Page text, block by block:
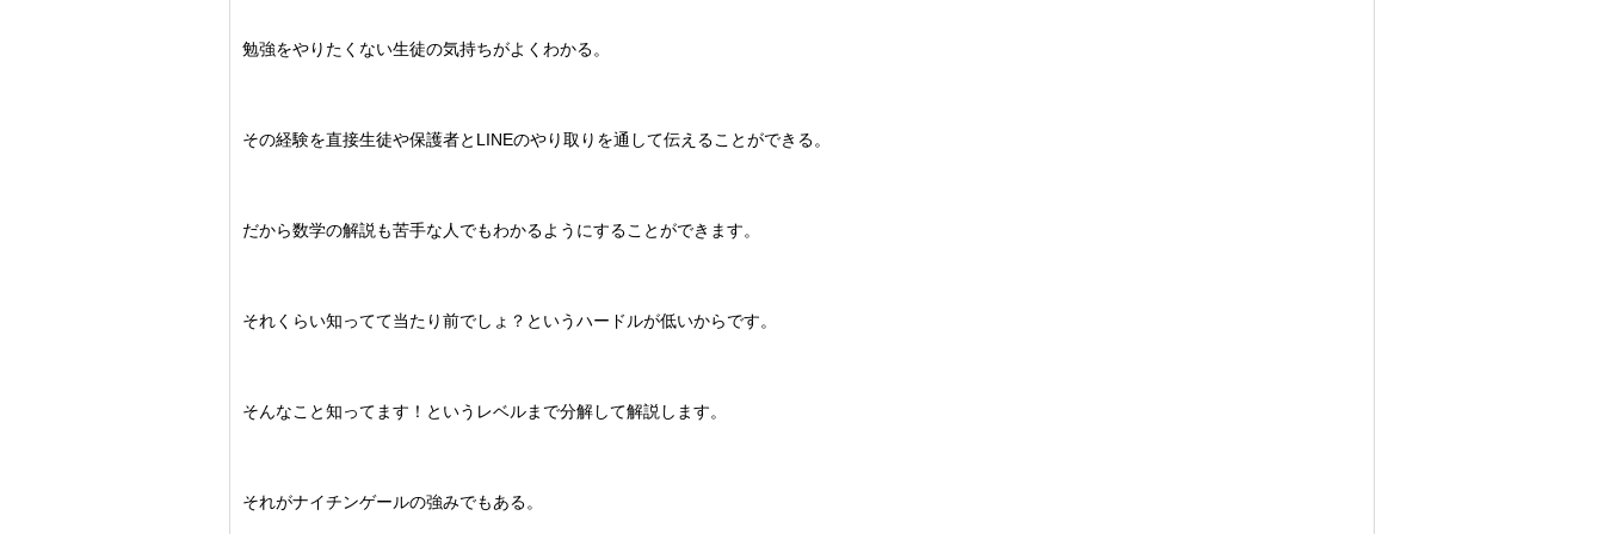
勉強をやりたくない生徒の気持ちがよくわかる。
その経験を直接生徒や保護者とLINEのやり取りを通して伝えることができる。
だから数学の解説も苦手な人でもわかるようにすることができます。
それくらい知ってて当たり前でしょ？というハードルが低いからです。
そんなこと知ってます！というレベルまで分解して解説します。
それがナイチンゲールの強みでもある。